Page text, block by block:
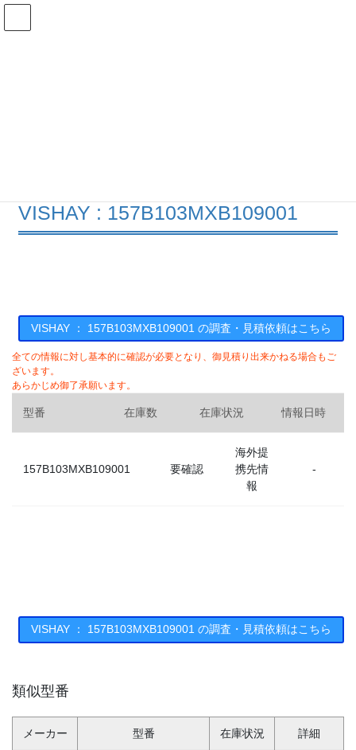
コ
ナ
VISHAY : 157B103MXB109001
VISHAY ： 157B103MXB109001 の調査・見積依頼はこちら
全ての情報に対し基本的に確認が必要となり、御見積り出来かねる場合もご
ざいます。
あらかじめ御了承願います。
型番 在庫数 在庫状況 情報日時
157B103MXB109001 要確認
海外提
携先情
報
-
VISHAY ： 157B103MXB109001 の調査・見積依頼はこちら
類似型番
メーカー 型番 在庫状況 詳細